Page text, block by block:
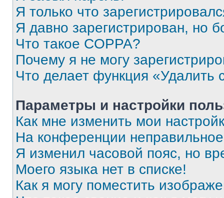
Я только что
Я давно зарегистрирован, но
Что такое COPPA?
Почему я не могу
Что делает функция «Удалить
Параметры и настройки
Как мне изменить мои
На конференции
Я изменил часовой пояс, но
Моего языка нет в списке!
Как я могу поместить